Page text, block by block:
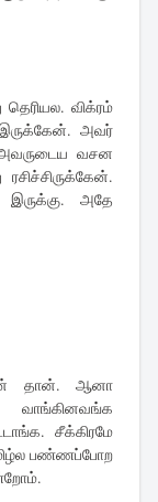
விக்ரம்
அவர்
வசன
இருக்கு. அதே
தான். ஆனா
சீக்கிரமே
பண்ணப்போற